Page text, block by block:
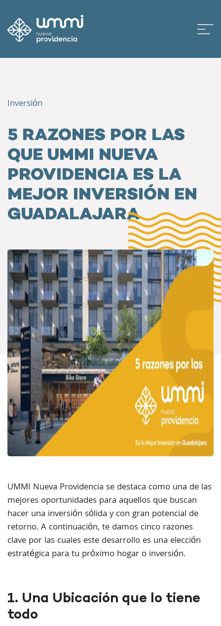
Inversión
5 RAZONES POR LAS
QUE UMMI NUEVA
PROVIDENCIA ES LA
MEJOR INVERSIÓN EN
GUADALAJARA
UMMI Nueva Providencia se destaca como una de las
mejores oportunidades para aquellos que buscan
hacer una inversión sólida y con gran potencial de
retorno. A continuación, te damos cinco razones
clave por las cuales este desarrollo es una elección
estratégica para tu próximo hogar o inversión.
1. Una Ubicación que lo tiene
todo